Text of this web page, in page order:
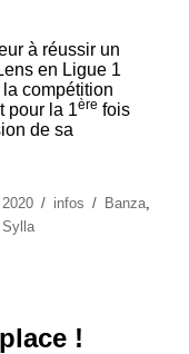
à réussir un
en Ligue 1
compétition
pour la 1ère fois
de sa
Catégories
infos Étiquettes
Banza
Sylla
!